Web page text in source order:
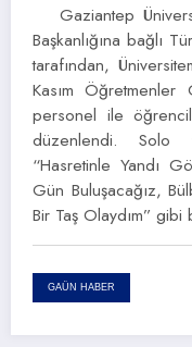
Gaziantep
Başkanlığına bağlı
tarafından,
Kasım
personel ile
düzenlendi. Solo
“Hasretinle Yandı
Gün Buluşacağız,
Bir Taş Olaydım”
GAÜN HABER